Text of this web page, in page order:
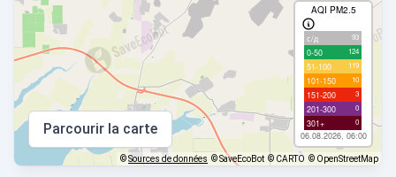
AQI PM2.5
с/д 93
0-50 124
51-100 119
101-150 10
151-200 3
201-300 0
301+ 0
06.08.2026, 06:00
Parcourir la carte
©Sources de données © SaveEcoBot © CARTO © OpenStreetMap